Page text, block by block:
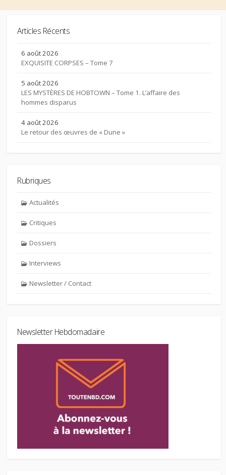
Articles Récents
6 août 2026
EXQUISITE CORPSES – Tome 7
5 août 2026
LES MYSTÈRES DE HOBTOWN – Tome 1. L’affaire des
hommes disparus
4 août 2026
Le retour des œuvres de « Dune »
Rubriques
Actualités
Critiques
Dossiers
Interviews
Newsletter / Contact
Newsletter Hebdomadaire